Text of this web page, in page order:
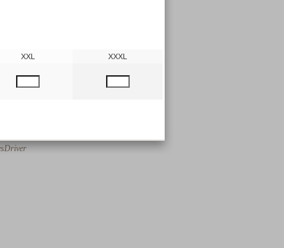
XXL XXXL